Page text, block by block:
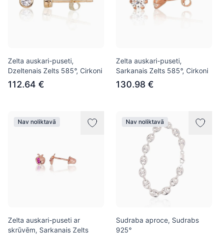
Zelta auskari-puseti,
Dzeltenais Zelts 585°, Cirkoni
112.64 €
Zelta auskari-puseti,
Sarkanais Zelts 585°, Cirkoni
130.98 €
Nav noliktavā
Zelta auskari-puseti ar
skrūvēm, Sarkanais Zelts
Nav noliktavā
Sudraba aproce, Sudrabs
925°